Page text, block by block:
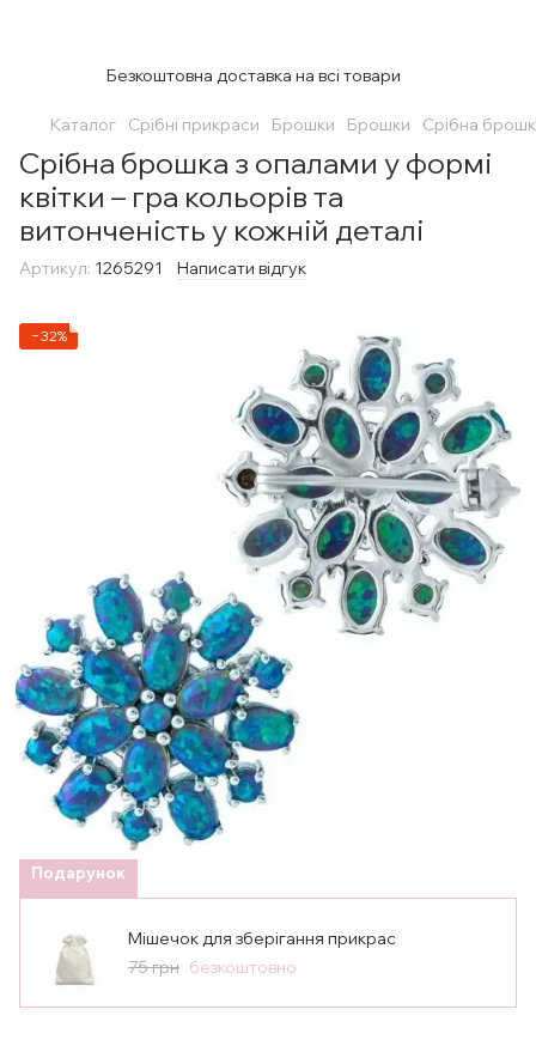
Безкоштовна доставка на всі товари
Каталог Срібні прикраси Брошки Брошки Срібна
Срібна брошка з опалами у формі
квітки – гра кольорів та
витонченість у кожній деталі
Артикул: 1265291 Написати відгук
−32%
Подарунок
Мішечок для зберігання прикрас
75 грн безкоштовно